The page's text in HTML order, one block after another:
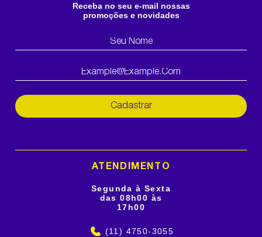
Receba no seu e-mail nossas
promoções e novidades
Cadastrar
ATENDIMENTO
Segunda à Sexta
das 08h00 às
17h00
(11) 4750-3055